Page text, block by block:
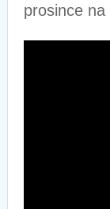
prosince na